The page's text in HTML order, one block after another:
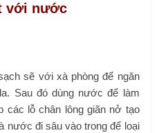
với nước
sẽ với xà phòng để ngăn
Sau đó dùng nước để làm
các lỗ chân lông giãn nở tạo
nước đi sâu vào trong để loại